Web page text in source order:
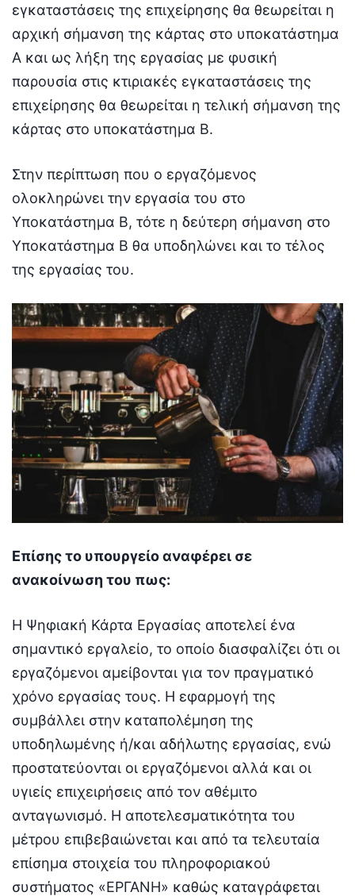
εγκαταστάσεις της επιχείρησης θα θεωρείται η
αρχική σήμανση της κάρτας στο υποκατάστημα
Α και ως λήξη της εργασίας με φυσική
παρουσία στις κτιριακές εγκαταστάσεις της
επιχείρησης θα θεωρείται η τελική σήμανση της
κάρτας στο υποκατάστημα Β.
Στην περίπτωση που ο εργαζόμενος
ολοκληρώνει την εργασία του στο
Υποκατάστημα Β, τότε η δεύτερη σήμανση στο
Υποκατάστημα Β θα υποδηλώνει και το τέλος
της εργασίας του.
Επίσης το υπουργείο αναφέρει σε
ανακοίνωση του πως:
Η Ψηφιακή Κάρτα Εργασίας αποτελεί ένα
σημαντικό εργαλείο, το οποίο διασφαλίζει ότι οι
εργαζόμενοι αμείβονται για τον πραγματικό
χρόνο εργασίας τους. Η εφαρμογή της
συμβάλλει στην καταπολέμηση της
υποδηλωμένης ή/και αδήλωτης εργασίας, ενώ
προστατεύονται οι εργαζόμενοι αλλά και οι
υγιείς επιχειρήσεις από τον αθέμιτο
ανταγωνισμό. Η αποτελεσματικότητα του
μέτρου επιβεβαιώνεται και από τα τελευταία
επίσημα στοιχεία του πληροφοριακού
συστήματος «ΕΡΓΑΝΗ» καθώς καταγράφεται